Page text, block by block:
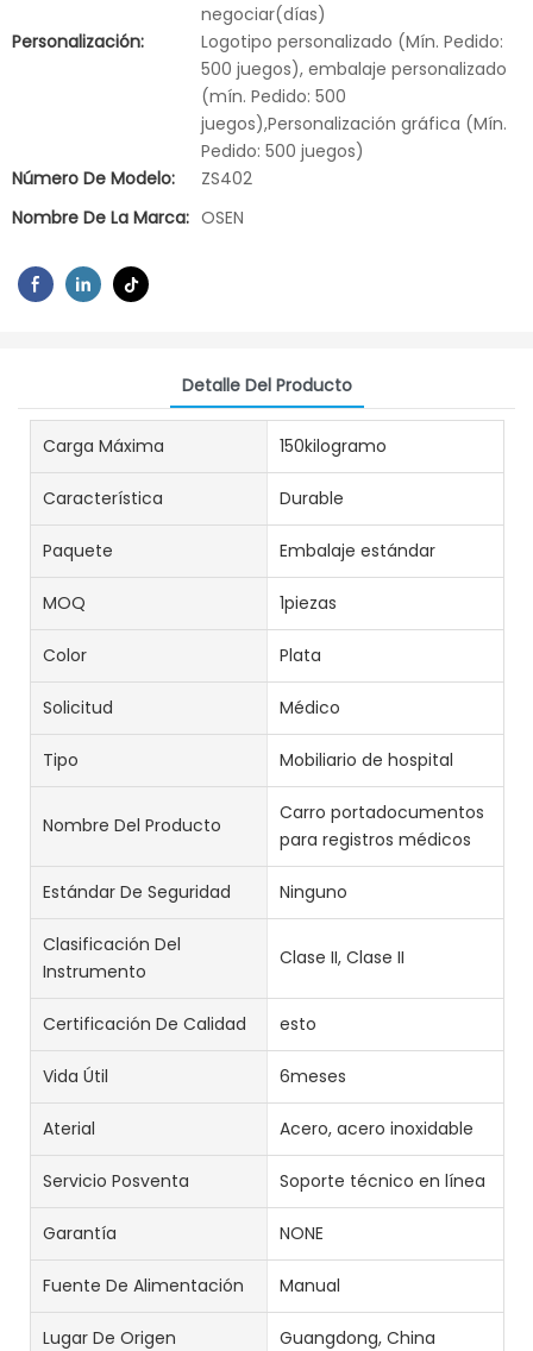
negociar(días)
Personalización:
Logotipo personalizado (Mín. Pedido:
500 juegos), embalaje personalizado
(mín. Pedido: 500
juegos),Personalización gráfica (Mín.
Pedido: 500 juegos)
Número De Modelo:
ZS402
Nombre De La Marca: OSEN
Detalle Del Producto
Carga Máxima 150kilogramo
Característica Durable
Paquete Embalaje estándar
MOQ 1piezas
Color Plata
Solicitud Médico
Tipo Mobiliario de hospital
Nombre Del Producto
Carro portadocumentos
para registros médicos
Estándar De Seguridad Ninguno
Clasificación Del
Instrumento
Clase II, Clase II
Certificación De Calidad esto
Vida Útil 6meses
Aterial Acero, acero inoxidable
Servicio Posventa Soporte técnico en línea
Garantía NONE
Fuente De Alimentación Manual
Lugar De Origen Guangdong, China